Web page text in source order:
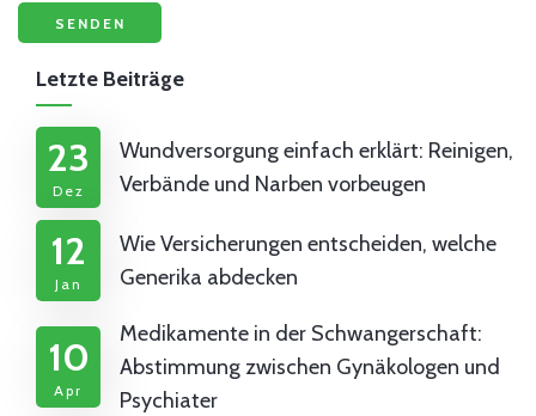
Letzte Beiträge
23
Dez
Wundversorgung einfach erklärt: Reinigen,
Verbände und Narben vorbeugen
12
Jan
Wie Versicherungen entscheiden, welche
Generika abdecken
10
Apr
Medikamente in der Schwangerschaft:
Abstimmung zwischen Gynäkologen und
Psychiater